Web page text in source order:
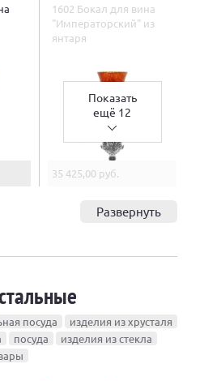
1602 Бокал для вина
"Императорский" из
янтаря
Показать
ещё 12
35 425,00 руб.
Развернуть
посуда
изделия из хрусталя
посуда
изделия из стекла